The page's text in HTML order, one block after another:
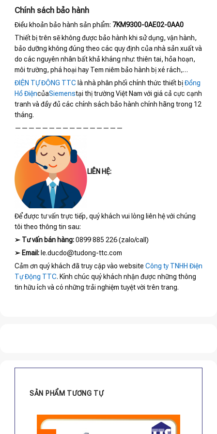
Chính sách bảo hành
Điều khoản bảo hành sản phẩm: 7KM9300-0AE02-0AA0
Thiết bị trên sẽ không được bảo hành khi sử dụng, vận hành,
bảo dưỡng không đúng theo các quy định của nhà sản xuất và
do các nguyên nhân bất khả kháng như: thiên tai, hỏa hoạn,
môi trường, phá hoại hay Tem niêm bảo hành bị xé rách,…
ĐIỆN TỰ ĐỘNG TTC là nhà phân phối chính thức thiết bịĐồng
Hồ ĐiệncủaSiemenstại thị trường Việt Nam với giá cả cực cạnh
tranh và đầy đủ các chính sách bảo hành chính hãng trong 12
tháng.
————————————————
LIÊN HỆ:
Để được tư vấn trực tiếp, quý khách vui lòng liên hệ với chúng
tôi theo thông tin sau:
➢ Tư vấn bán hàng:0899 885 226 (zalo/call)
➢ Email: le.ducdo@tudong-ttc.com
Cảm ơn quý khách đã truy cập vào website Công ty TNHH Điện
Tự Động TTC. Kính chúc quý khách nhận được những thông
tin hữu ích và có những trải nghiệm tuyệt vời trên trang.
SẢN PHẨM TƯƠNG TỰ